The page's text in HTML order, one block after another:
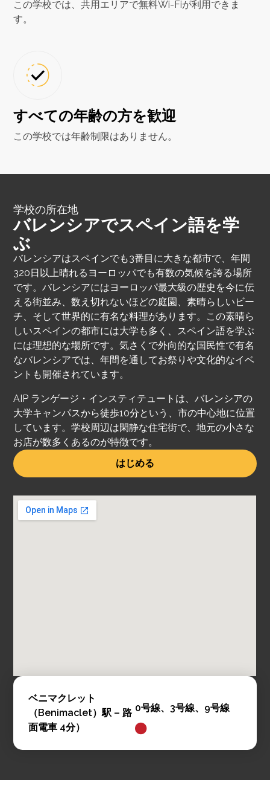
この学校では、共用エリアで無料Wi-Fiが利用できま
す。
すべての年齢の方を歓迎
この学校では年齢制限はありません。
学校の所在地
バレンシアでスペイン語を学
ぶ
バレンシアはスペインでも3番目に大きな都市で、年間
320日以上晴れるヨーロッパでも有数の気候を誇る場所
です。バレンシアにはヨーロッパ最大級の歴史を今に伝
える街並み、数え切れないほどの庭園、素晴らしいビー
チ、そして世界的に有名な料理があります。この素晴ら
しいスペインの都市には大学も多く、スペイン語を学ぶ
には理想的な場所です。気さくで外向的な国民性で有名
なバレンシアでは、年間を通してお祭りや文化的なイベ
ントも開催されています。
AIP ランゲージ・インスティテュートは、バレンシアの
大学キャンパスから徒歩10分という、市の中心地に位置
しています。学校周辺は閑静な住宅街で、地元の小さな
お店が数多くあるのが特徴です。
はじめる
ベニマクレット
（Benimaclet）駅 – 路
面電車 4分）
0号線、3号線、9号線